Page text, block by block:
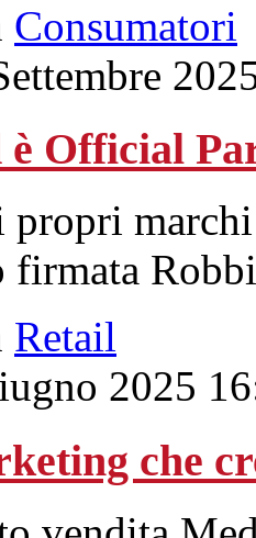
Consumatori
Official
firmata
Retail
2025
che